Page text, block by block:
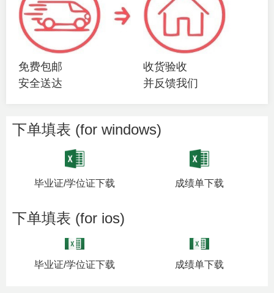
免费包邮
安全送达
收货验收
并反馈我们
下单填表 (for windows)
毕业证/学位证下载 成绩单下载
下单填表 (for ios)
毕业证/学位证下载 成绩单下载